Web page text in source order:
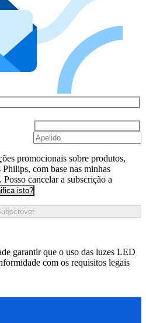
promocionais sobre produtos,
com base nas minhas
cancelar a subscrição a
isto?
garantir que o uso das luzes LED
com os requisitos legais